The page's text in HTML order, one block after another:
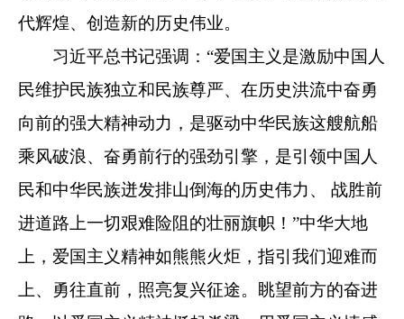
代辉煌、创造新的历史伟业。
习近平总书记强调：“爱国主义是激励中国人
民维护民族独立和民族尊严、在历史洪流中奋勇
向前的强大精神动力，是驱动中华民族这艘航船
乘风破浪、奋勇前行的强劲引擎，是引领中国人
民和中华民族迸发排山倒海的历史伟力、 战胜前
进道路上一切艰难险阻的壮丽旗帜！”中华大地
上，爱国主义精神如熊熊火炬，指引我们迎难而
上、勇往直前，照亮复兴征途。眺望前方的奋进